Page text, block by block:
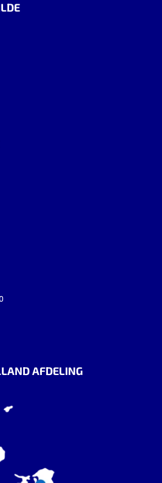
AFDELING